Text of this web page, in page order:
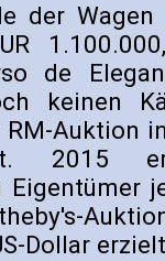
der
de
keinen
Auktion
2015
Eigentümer
Dollar